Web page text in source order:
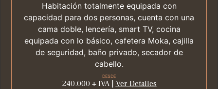
Habitación totalmente equipada con
capacidad para dos personas, cuenta con una
cama doble, lencería, smart TV, cocina
equipada con lo básico, cafetera Moka, cajilla
de seguridad, baño privado, secador de
cabello.
DESDE
240.000 + IVA | Ver Detalles